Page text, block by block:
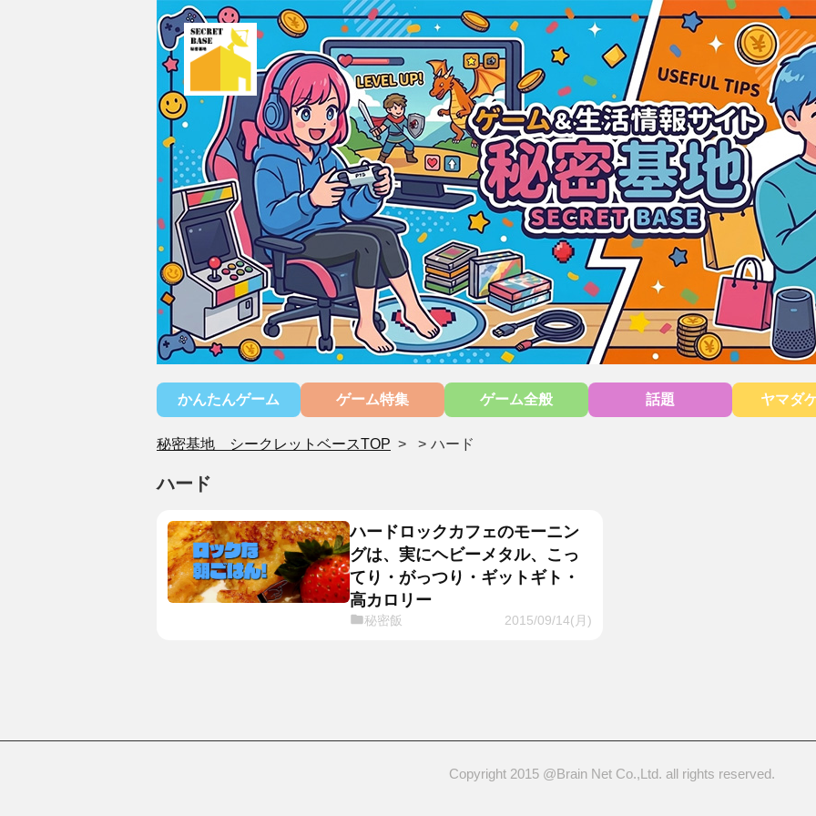
かんたんゲーム ゲーム特集 ゲーム全般 話題 ヤマダ
秘密基地 シークレットベースTOP > ハード
ハード
ハードロックカフェのモーニン
グは、実にヘビーメタル、こっ
てり・がっつり・ギットギト・
高カロリー
秘密飯 2015/09/14(月)
Copyright 2015 @Brain Net Co.,Ltd. all rights reserved.